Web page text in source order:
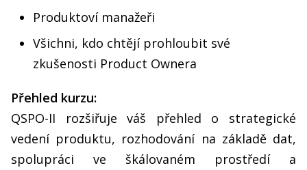
Produktoví manažeři
Všichni, kdo chtějí prohloubit své
zkušenosti Product Ownera
Přehled kurzu:
QSPO-II rozšiřuje váš přehled o strategické
vedení produktu, rozhodování na základě dat,
spolupráci ve škálovaném prostředí a